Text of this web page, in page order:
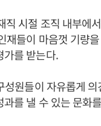
직 시절 조직 내부에
재들이 마음껏 기량
가를 받는다.
성원들이 자유롭게
를 낼 수 있는 문화